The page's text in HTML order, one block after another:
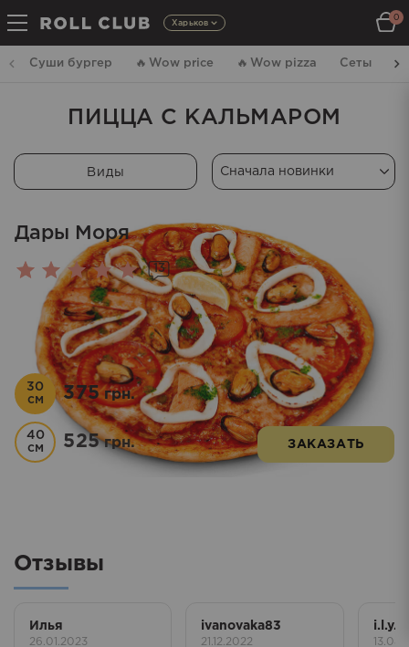
Харьков
0
Суши бургер 🔥 Wow price 🔥 Wow pizza Сеты
ПИЦЦА С КАЛЬМАРОМ
Виды
Дары Моря
Оценка
4.92
из 5
13
30
см
375грн.
40
см
525грн. ЗАКАЗАТЬ
Отзывы
Илья
26.01.2023
ivanovaka83
21.12.2022